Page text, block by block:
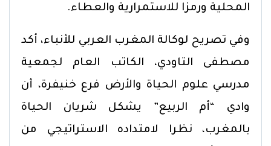
المحلية ورمزا للاستمرارية والعطاء.
وفي تصريح لوكالة المغرب العربي للأنباء، أكد
مصطفى التاودي، الكاتب العام لجمعية
مدرسي علوم الحياة والأرض فرع خنيفرة، أن
وادي “أم الربيع” يشكل شريان الحياة
بالمغرب، نظرا لامتداده الاستراتيجي من